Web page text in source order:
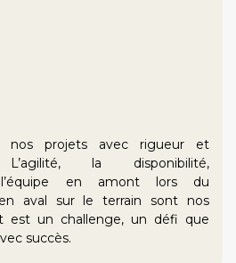
nos projets avec rigueur et
L’agilité, la disponibilité,
en amont lors du
aval sur le terrain sont nos
est un challenge, un défi que
succès.